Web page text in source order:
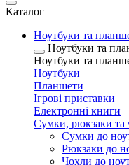
Каталог
Ноутбуки та
Ноутбуки та
Ноутбуки та
Ноутбуки
Планшети
Ігрові приставки
Електронні книги
Сумки, рюкзаки та
Сумки до
Рюкзаки до
Чохли до